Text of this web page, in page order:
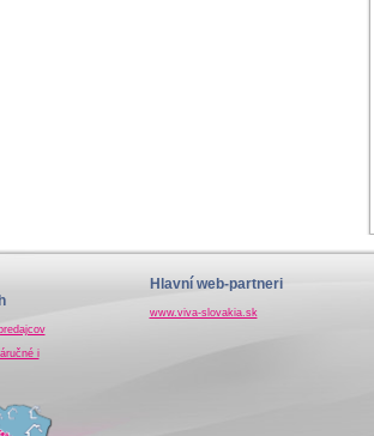
i
Hlavní web-partneri
www.viva-slovakia.sk